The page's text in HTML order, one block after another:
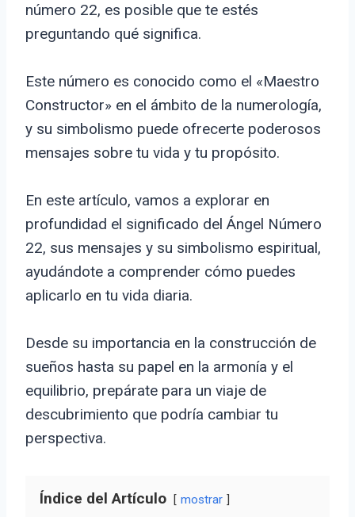
número 22, es posible que te estés
preguntando qué significa.
Este número es conocido como el «Maestro
Constructor» en el ámbito de la numerología,
y su simbolismo puede ofrecerte poderosos
mensajes sobre tu vida y tu propósito.
En este artículo, vamos a explorar en
profundidad el significado del Ángel Número
22, sus mensajes y su simbolismo espiritual,
ayudándote a comprender cómo puedes
aplicarlo en tu vida diaria.
Desde su importancia en la construcción de
sueños hasta su papel en la armonía y el
equilibrio, prepárate para un viaje de
descubrimiento que podría cambiar tu
perspectiva.
Índice del Artículo mostrar